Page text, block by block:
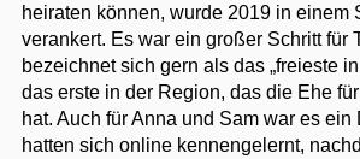
heiraten können, wurde 2019 in einem
verankert. Es war ein großer Schritt für
bezeichnet sich gern als das „freieste
das erste in der Region, das die Ehe
hat. Auch für Anna und Sam war es
hatten sich online kennengelernt,